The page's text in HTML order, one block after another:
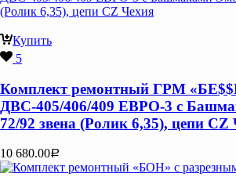
Купить
5
Комплект ремонтный ГРМ
ДВС-405/406/409 ЕВРО-3 с
72/92 звена (Ролик 6,35), цепи CZ
10 680.00Р